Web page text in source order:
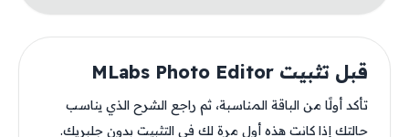
قبل تثبيت MLabs Photo Editor
تأكد أولًا من الباقة المناسبة، ثم راجع الشرح الذي يناسب
حالتك إذا كانت هذه أول مرة لك في التثبيت بدون جلبريك.